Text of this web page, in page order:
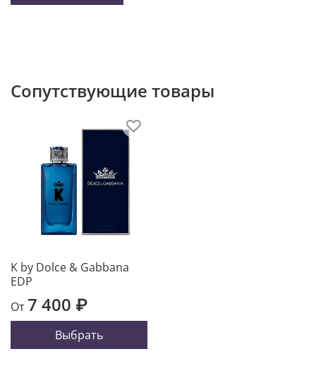
Сопутствующие товары
K by Dolce & Gabbana
EDP
От7 400 ₽
Выбрать